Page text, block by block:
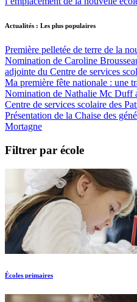
Actualités : Les plus populaires
Première pelletée de terre de la
Nomination de Caroline
adjointe du Centre de services
Ma première fête nationale : une
Nomination de Nathalie Mc Duff
Centre de services scolaire des
Présentation de la Chaise des
Mortagne
Filtrer par école
Écoles primaires